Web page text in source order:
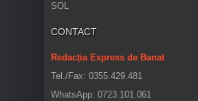
SOL
CONTACT
Redacția Express de Banat
Tel./Fax: 0355.429.481
WhatsApp: 0723.101.061